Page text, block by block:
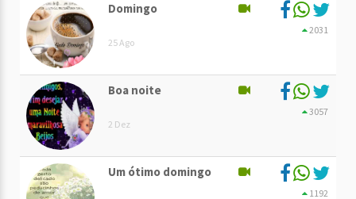
Domingo
25 Ago
2031
Boa noite
2 Dez
3057
Um ótimo domingo
1192